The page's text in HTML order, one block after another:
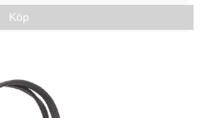
Köp